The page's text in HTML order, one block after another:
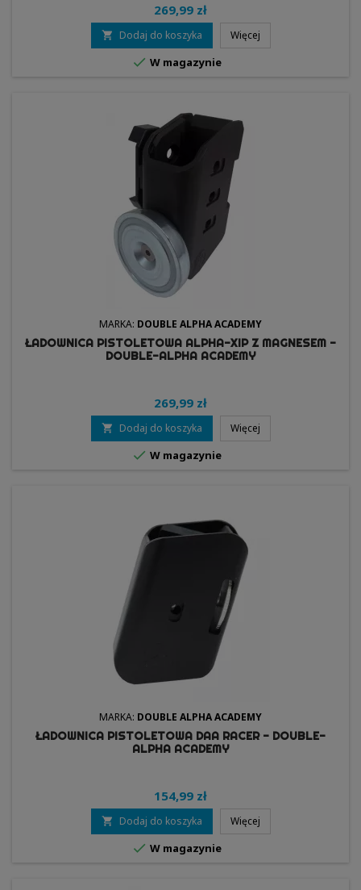
269,99 zł
 Dodaj do koszyka Więcej
 W magazynie
MARKA: DOUBLE ALPHA ACADEMY
ŁADOWNICA PISTOLETOWA ALPHA-XIP Z MAGNESEM -
DOUBLE-ALPHA ACADEMY
269,99 zł
 Dodaj do koszyka Więcej
 W magazynie
MARKA: DOUBLE ALPHA ACADEMY
ŁADOWNICA PISTOLETOWA DAA RACER - DOUBLE-
ALPHA ACADEMY
154,99 zł
 Dodaj do koszyka Więcej
 W magazynie